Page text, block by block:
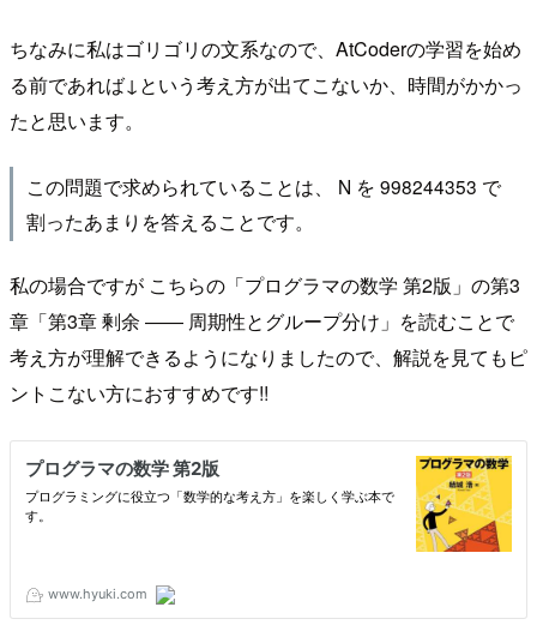
ちなみに私はゴリゴリの文系なので、AtCoderの学習を始め
る前であれば↓という考え方が出てこないか、時間がかかっ
たと思います。
この問題で求められていることは、 N を 998244353 で
割ったあまりを答えることです。
私の場合ですが こちらの「プログラマの数学 第2版」の第3
章「第3章 剰余 ―― 周期性とグループ分け」を読むことで
考え方が理解できるようになりましたので、解説を見てもピ
ントこない方におすすめです!!